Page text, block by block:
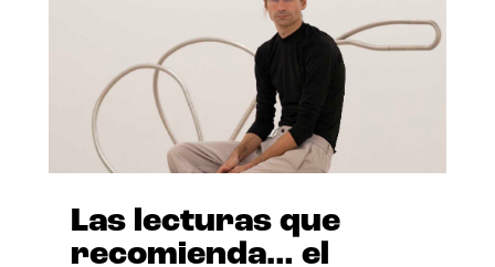
Las lecturas que
recomienda… el